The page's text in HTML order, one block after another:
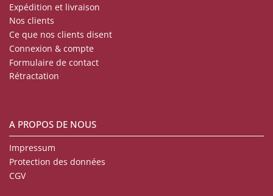
Expédition et livraison
Nos clients
Ce que nos clients disent
Connexion & compte
Formulaire de contact
Rétractation
A PROPOS DE NOUS
Impressum
Protection des données
CGV